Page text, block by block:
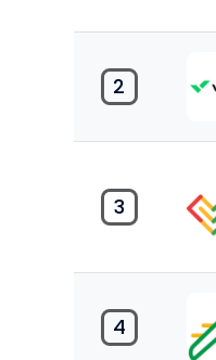
2
3
4